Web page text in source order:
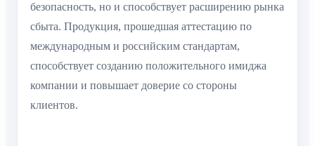
безопасность, но и способствует расширению рынка
сбыта. Продукция, прошедшая аттестацию по
международным и российским стандартам,
способствует созданию положительного имиджа
компании и повышает доверие со стороны
клиентов.